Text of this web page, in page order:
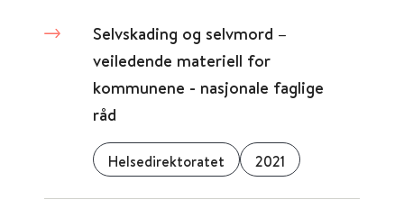
Selvskading og selvmord –
veiledende materiell for
kommunene - nasjonale faglige
råd
Helsedirektoratet 2021